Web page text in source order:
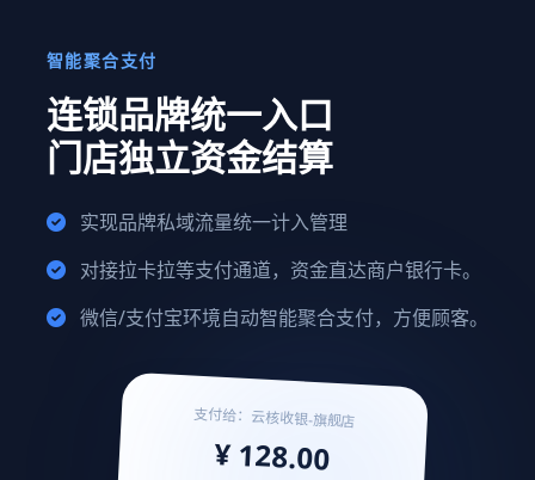
智能聚合支付
连锁品牌统一入口
门店独立资金结算
实现品牌私域流量统一计入管理
对接拉卡拉等支付通道，资金直达商户银行卡。
微信/支付宝环境自动智能聚合支付，方便顾客。
支付给：云核收银-旗舰店
¥ 128.00